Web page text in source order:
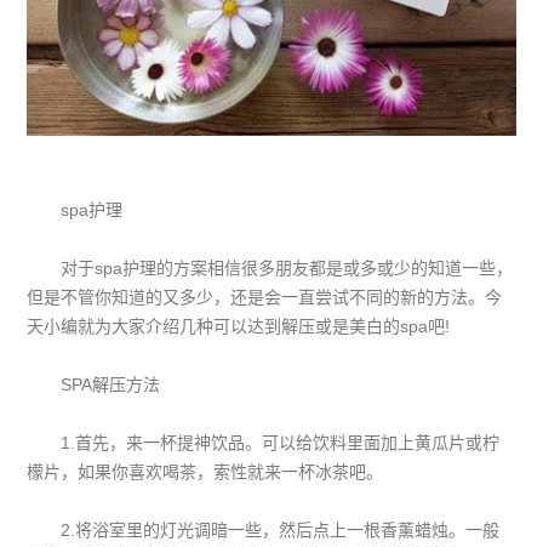
spa护理
对于spa护理的方案相信很多朋友都是或多或少的知道一些，
但是不管你知道的又多少，还是会一直尝试不同的新的方法。今
天小编就为大家介绍几种可以达到解压或是美白的spa吧!
SPA解压方法
1.首先，来一杯提神饮品。可以给饮料里面加上黄瓜片或柠
檬片，如果你喜欢喝茶，索性就来一杯冰茶吧。
2.将浴室里的灯光调暗一些，然后点上一根香薰蜡烛。一般